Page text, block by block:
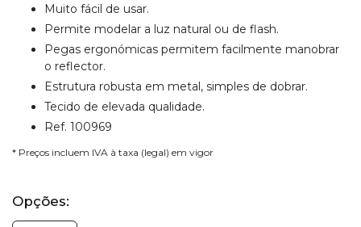
Muito fácil de usar.
Permite modelar a luz natural ou de flash.
Pegas ergonómicas permitem facilmente manobrar
o reflector.
Estrutura robusta em metal, simples de dobrar.
Tecido de elevada qualidade.
Ref. 100969
* Preços incluem IVA à taxa (legal) em vigor
Opções: